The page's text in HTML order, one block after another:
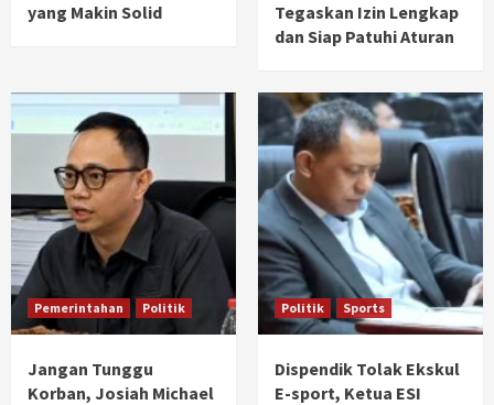
yang Makin Solid
Tegaskan Izin Lengkap
dan Siap Patuhi Aturan
Pemerintahan Politik
Jangan Tunggu
Korban, Josiah Michael
Politik Sports
Dispendik Tolak Ekskul
E-sport, Ketua ESI